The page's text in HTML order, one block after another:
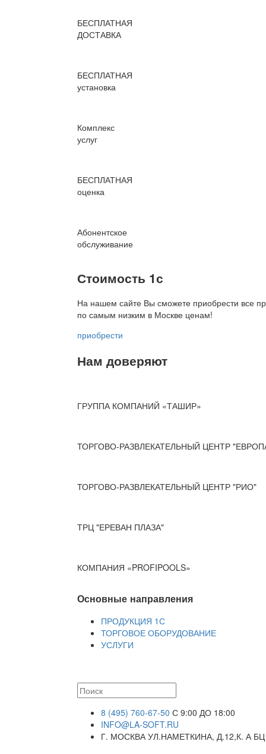
БЕСПЛАТНАЯ
ДОСТАВКА
БЕСПЛАТНАЯ
установка
Комплекс
услуг
БЕСПЛАТНАЯ
оценка
Абонентское
обслуживание
Стоимость 1с
На нашем сайте Вы сможете приобрести все
по самым низким в Москве ценам!
приобрести
Нам доверяют
ГРУППА КОМПАНИЙ «ТАШИР»
ТОРГОВО-РАЗВЛЕКАТЕЛЬНЫЙ ЦЕНТР
ТОРГОВО-РАЗВЛЕКАТЕЛЬНЫЙ ЦЕНТР "РИО"
ТРЦ "ЕРЕВАН ПЛАЗА"
КОМПАНИЯ «PROFIPOOLS»
Основные направления
ПРОДУКЦИЯ 1С
ТОРГОВОЕ ОБОРУДОВАНИЕ
УСЛУГИ
8 (495) 760-67-50 С 9:00 ДО 18:00
INFO@LA-SOFT.RU
Г. МОСКВА УЛ.НАМЕТКИНА, Д.12,К. А